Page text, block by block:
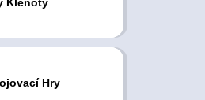
Hry